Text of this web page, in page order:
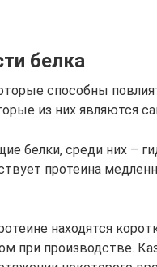
белка
способны
из них являются
белки, среди них –
протеина
находятся
при производстве.